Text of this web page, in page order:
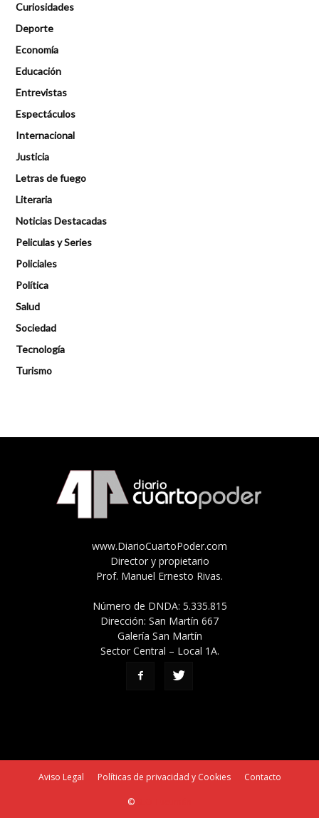
Curiosidades
Deporte
Economía
Educación
Entrevistas
Espectáculos
Internacional
Justicia
Letras de fuego
Literaria
Noticias Destacadas
Peliculas y Series
Policiales
Política
Salud
Sociedad
Tecnología
Turismo
www.DiarioCuartoPoder.com
Director y propietario
Prof. Manuel Ernesto Rivas.
Número de DNDA: 5.335.815
Dirección: San Martín 667
Galería San Martín
Sector Central – Local 1A.
Aviso Legal Políticas de privacidad y Cookies Contacto
©